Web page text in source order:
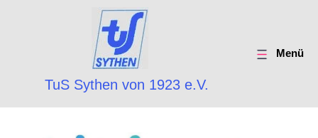
TuS Sythen von 1923 e.V.
Menü